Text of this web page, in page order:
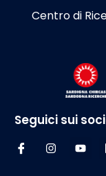
Centro di
Seguici sui